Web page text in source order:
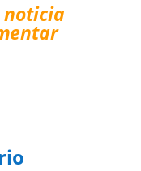
noticia